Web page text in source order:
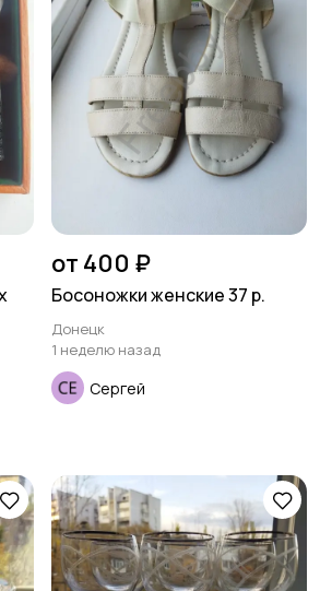
от 400 ₽
Босоножки женские 37 р.
Донецк
1 неделю назад
Сергей